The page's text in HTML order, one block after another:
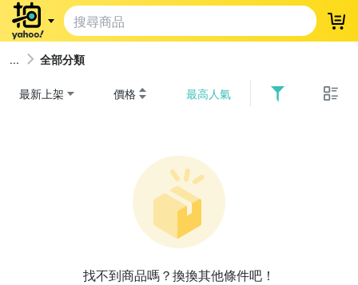
登
全部分類
最新上架 價格 最高人氣
找不到商品嗎？換換其他條件吧！